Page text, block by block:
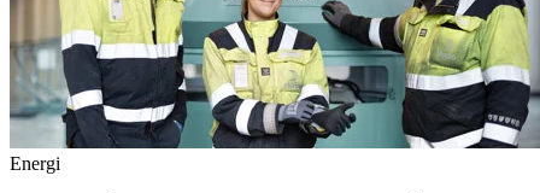
Energi